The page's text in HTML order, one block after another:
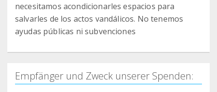
necesitamos acondicionarles espacios para
salvarles de los actos vandálicos. No tenemos
ayudas públicas ni subvenciones
Empfänger und Zweck unserer Spenden: